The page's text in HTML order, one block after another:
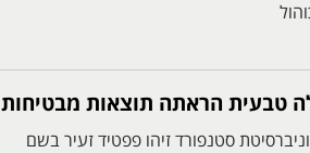
טבעית הראתה תוצאות מבטיחות
סטנפורד זיהו פפטיד זעיר בשם